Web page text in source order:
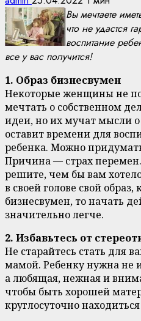
Вы мечтаете
что не удастся
воспитание
все у вас получится!
1. Образ бизнесвумен
Некоторые женщины не
мечтать о собственном
идеи, но их мучат мысли о
оставит времени для
ребенка. Можно
Причина — страх
решите, чем бы вам
в своей голове свой
бизнесвумен, то начать
значительно легче.
2. Избавьтесь от
Не старайтесь стать для
мамой. Ребенку нужна не
а любящая, нежная и
чтобы быть хорошей
круглосуточно